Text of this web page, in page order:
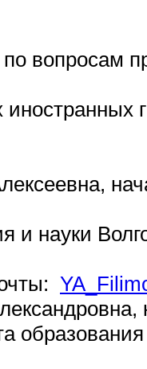
вопросам
и науки